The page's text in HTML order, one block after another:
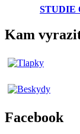
STUDIE
Kam
Facebook